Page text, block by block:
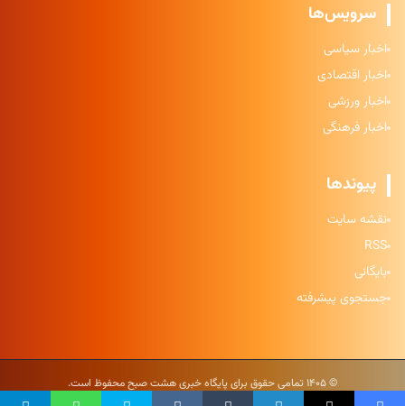
سرویس‌ها
اخبار سیاسی
اخبار اقتصادی
اخبار ورزشی
اخبار فرهنگی
پیوندها
نقشه سایت
RSS
بایگانی
جستجوی پیشرفته
© ۱۴۰۵ تمامی حقوق برای پایگاه خبری هشت صبح محفوظ است.
حریم خصوصی|شرایط استفاده نقشه سایت